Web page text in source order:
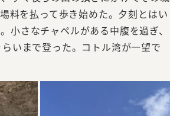
料を払って歩き始めた。夕刻とはい
さなチャペルがある中腹を過ぎ、
いまで登った。コトル湾が一望で